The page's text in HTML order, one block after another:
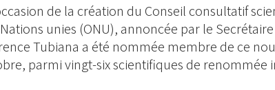
de la création du Conseil consultatif
unies (ONU), annoncée par le
Tubiana a été nommée membre de ce
parmi vingt-six scientifiques de renommée